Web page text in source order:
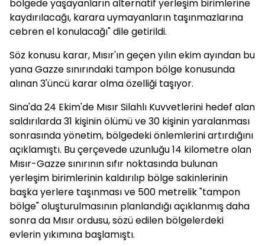
bölgede yaşayanların alternatif yerleşim birimlerine
kaydırılacağı, karara uymayanların taşınmazlarına
cebren el konulacağı" dile getirildi.
Söz konusu karar, Mısır'ın geçen yılın ekim ayından bu
yana Gazze sınırındaki tampon bölge konusunda
alınan 3'üncü karar olma özelliği taşıyor.
Sina'da 24 Ekim'de Mısır Silahlı Kuvvetlerini hedef alan
saldırılarda 31 kişinin ölümü ve 30 kişinin yaralanması
sonrasında yönetim, bölgedeki önlemlerini artırdığını
açıklamıştı. Bu çerçevede uzunluğu 14 kilometre olan
Mısır-Gazze sınırının sıfır noktasında bulunan
yerleşim birimlerinin kaldırılıp bölge sakinlerinin
başka yerlere taşınması ve 500 metrelik "tampon
bölge" oluşturulmasının planlandığı açıklanmış daha
sonra da Mısır ordusu, sözü edilen bölgelerdeki
evlerin yıkımına başlamıştı.